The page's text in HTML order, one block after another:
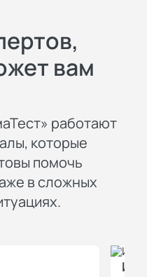
вам
работают
которые
помочь
в сложных